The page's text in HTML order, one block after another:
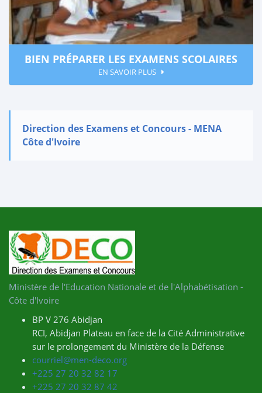
BIEN PRÉPARER LES EXAMENS SCOLAIRES
EN SAVOIR PLUS
Direction des Examens et Concours - MENA
Côte d'Ivoire
Ministère de l'Education Nationale et de l'Alphabétisation -
Côte d'Ivoire
BP V 276 Abidjan
RCI, Abidjan Plateau en face de la Cité Administrative
sur le prolongement du Ministère de la Défense
courriel@men-deco.org
+225 27 20 32 82 17
+225 27 20 32 87 42